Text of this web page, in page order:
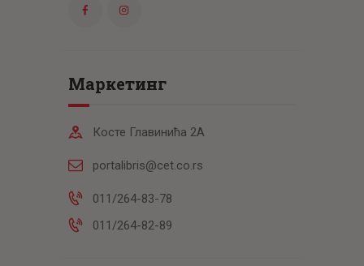
Маркетинг
Косте Главинића 2А
portalibris@cet.co.rs
011/264-83-78
011/264-82-89